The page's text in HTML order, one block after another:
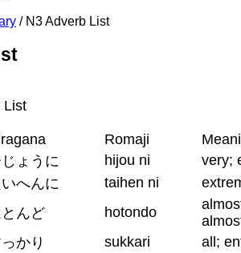
/ N3 Adverb List
List
Romaji
ょうに hijou ni
very;
へんに taihen ni
んど
hotondo
かり
sukkari
all;